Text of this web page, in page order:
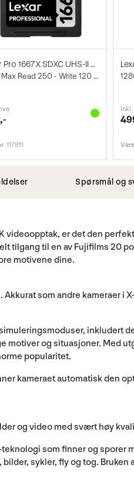
Lexar Pro 1667X SDXC UHS-II U3 64GB
V60, Max Read 250 - Write 120 MB/s
117811
Spørsmål og
videoopptak, er det den
tilgang til en av Fujifilms 20
motivene dine.
som andre kameraer i
inkludert
motiver og situasjoner. Med
popularitet.
kameraet automatisk den
og video med svært høy
som finner og sporer
sykler, fly og tog. Bruken